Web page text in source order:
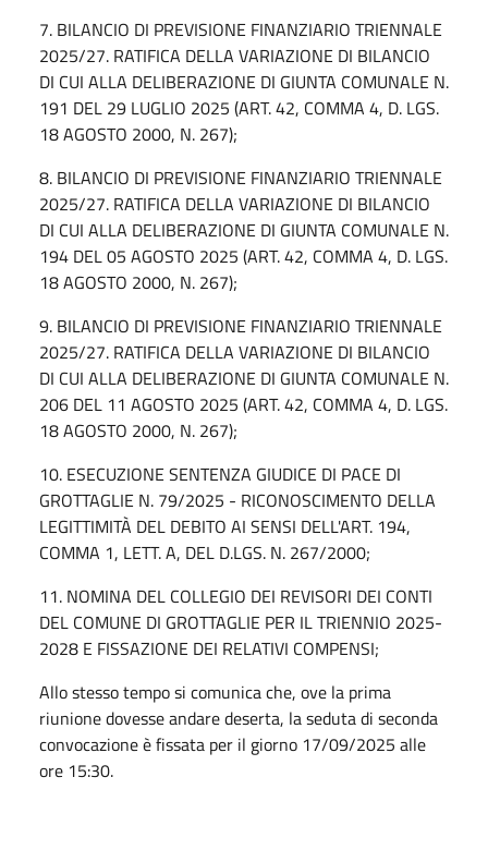
7. BILANCIO DI PREVISIONE FINANZIARIO TRIENNALE
2025/27. RATIFICA DELLA VARIAZIONE DI BILANCIO
DI CUI ALLA DELIBERAZIONE DI GIUNTA COMUNALE N.
191 DEL 29 LUGLIO 2025 (ART. 42, COMMA 4, D. LGS.
18 AGOSTO 2000, N. 267);
8. BILANCIO DI PREVISIONE FINANZIARIO TRIENNALE
2025/27. RATIFICA DELLA VARIAZIONE DI BILANCIO
DI CUI ALLA DELIBERAZIONE DI GIUNTA COMUNALE N.
194 DEL 05 AGOSTO 2025 (ART. 42, COMMA 4, D. LGS.
18 AGOSTO 2000, N. 267);
9. BILANCIO DI PREVISIONE FINANZIARIO TRIENNALE
2025/27. RATIFICA DELLA VARIAZIONE DI BILANCIO
DI CUI ALLA DELIBERAZIONE DI GIUNTA COMUNALE N.
206 DEL 11 AGOSTO 2025 (ART. 42, COMMA 4, D. LGS.
18 AGOSTO 2000, N. 267);
10. ESECUZIONE SENTENZA GIUDICE DI PACE DI
GROTTAGLIE N. 79/2025 - RICONOSCIMENTO DELLA
LEGITTIMITÀ DEL DEBITO AI SENSI DELL'ART. 194,
COMMA 1, LETT. A, DEL D.LGS. N. 267/2000;
11. NOMINA DEL COLLEGIO DEI REVISORI DEI CONTI
DEL COMUNE DI GROTTAGLIE PER IL TRIENNIO 2025-
2028 E FISSAZIONE DEI RELATIVI COMPENSI;
Allo stesso tempo si comunica che, ove la prima
riunione dovesse andare deserta, la seduta di seconda
convocazione è fissata per il giorno 17/09/2025 alle
ore 15:30.